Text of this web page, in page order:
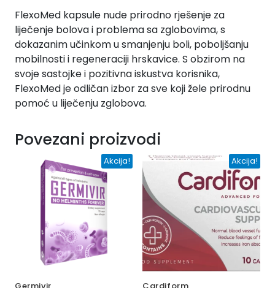
FlexoMed kapsule nude prirodno rješenje za
liječenje bolova i problema sa zglobovima, s
dokazanim učinkom u smanjenju boli, poboljšanju
mobilnosti i regeneraciji hrskavice. S obzirom na
svoje sastojke i pozitivna iskustva korisnika,
FlexoMed je odličan izbor za sve koji žele prirodnu
pomoć u liječenju zglobova.
Povezani proizvodi
Akcija! Akcija!